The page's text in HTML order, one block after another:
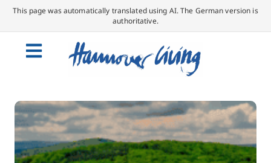
This page was automatically translated using AI. The German version is
authoritative.